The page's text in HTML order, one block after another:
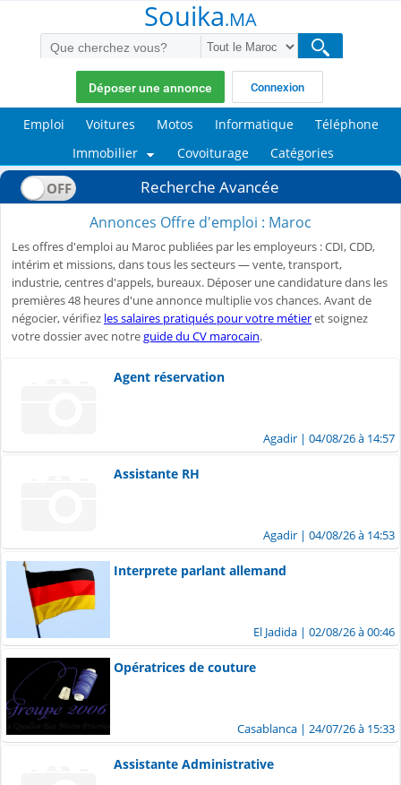
Souika.MA
Déposer une annonce Connexion
Emploi Voitures Motos Informatique
Téléphone
Immobilier
Covoiturage Catégories
Recherche Avancée
Annonces Offre d'emploi : Maroc
Les offres d'emploi au Maroc publiées par les employeurs : CDI, CDD,
intérim et missions, dans tous les secteurs — vente, transport,
industrie, centres d'appels, bureaux. Déposer une candidature dans les
premières 48 heures d'une annonce multiplie vos chances. Avant de
négocier, vérifiez les salaires pratiqués pour votre métieret soignez
votre dossier avec notreguide du CV marocain.
Agent réservation
Agadir | 04/08/26 à 14:57
Assistante RH
Agadir | 04/08/26 à 14:53
Interprete parlant allemand
El Jadida | 02/08/26 à 00:46
Opératrices de couture
Casablanca | 24/07/26 à 15:33
Assistante Administrative